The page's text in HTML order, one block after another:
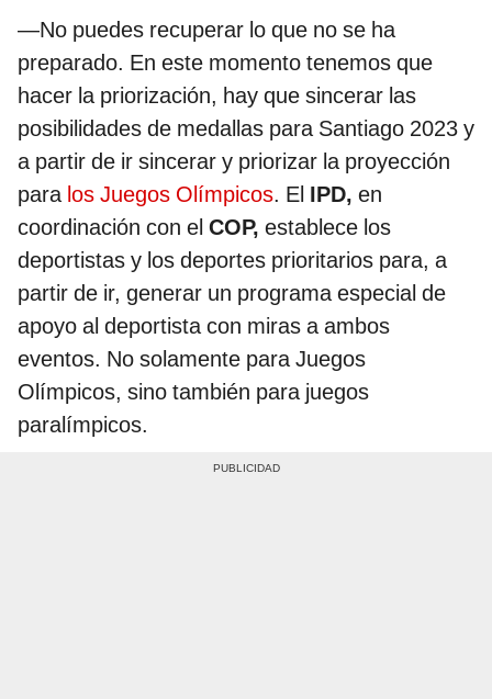
—No puedes recuperar lo que no se ha
preparado. En este momento tenemos que
hacer la priorización, hay que sincerar las
posibilidades de medallas para Santiago 2023 y
a partir de ir sincerar y priorizar la proyección
para los Juegos Olímpicos. El IPD, en
coordinación con el COP, establece los
deportistas y los deportes prioritarios para, a
partir de ir, generar un programa especial de
apoyo al deportista con miras a ambos
eventos. No solamente para Juegos
Olímpicos, sino también para juegos
paralímpicos.